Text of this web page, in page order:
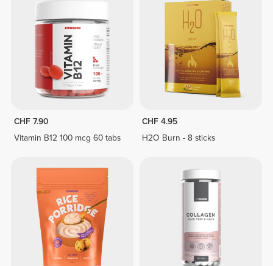
CHF 7.90
Vitamin B12 100 mcg 60 tabs
CHF 4.95
H2O Burn - 8 sticks